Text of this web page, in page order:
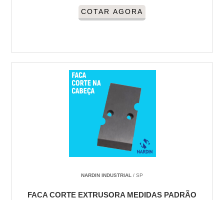
COTAR AGORA
NARDIN INDUSTRIAL / SP
FACA CORTE EXTRUSORA MEDIDAS PADRÃO